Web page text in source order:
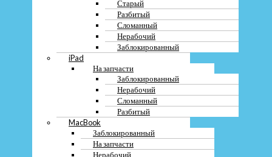
Старый
Разбитый
Сломанный
Нерабочий
Заблокированный
iPad
На запчасти
Заблокированный
Нерабочий
Сломанный
Разбитый
MacBook
Заблокированный
На запчасти
Нерабочий
Сломанный
Разбитый
MacBook
Заблокированный
На запчасти
Нерабочий
Разбитый
Сломанный
iMac
Mac Pro
Mac mini